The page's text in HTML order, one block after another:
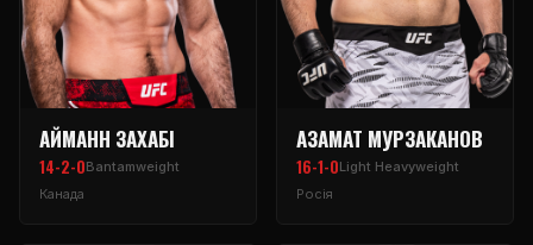
АЙМАНН ЗАХАБІ
14-2-0Bantamweight
Канада
АЗАМАТ МУРЗАКАНОВ
16-1-0Light Heavyweight
Росія